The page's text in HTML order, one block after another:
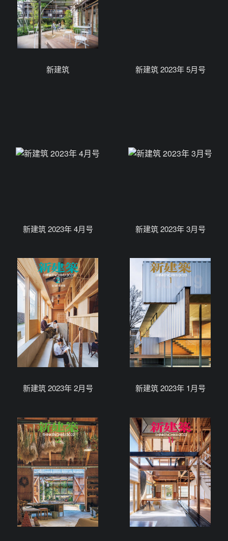
新建筑 新建筑 2023年 5月号
新建筑 2023年 4月号 新建筑 2023年 3月号
新建筑 2023年 2月号 新建筑 2023年 1月号